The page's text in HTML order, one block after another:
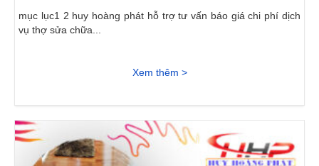
mục lục1 2 huy hoàng phát hỗ trợ tư vấn báo giá chi phí dịch
vụ thợ sửa chữa...
Xem thêm >